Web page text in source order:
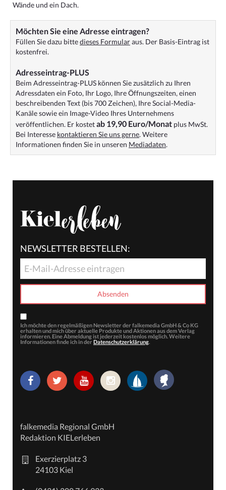
Wände und ein Dach.
Möchten Sie eine Adresse eintragen?
Füllen Sie dazu bittedieses Formularaus. Der Basis-Eintrag ist
kostenfrei.
Adresseintrag-PLUS
Beim Adresseintrag-PLUS können Sie zusätzlich zu Ihren
Adressdaten ein Foto, Ihr Logo, Ihre Öffnungszeiten, einen
beschreibenden Text (bis 700 Zeichen), Ihre Social-Media-
Kanäle sowie ein Image-Video Ihres Unternehmens
veröffentlichen. Er kostetab 19,90 Euro/Monat plus MwSt.
Bei Interesse kontaktieren Sie uns gerne. Weitere
Informationen finden Sie in unseren Mediadaten.
NEWSLETTER BESTELLEN:
Ich möchte den regelmäßigen Newsletter der falkemedia GmbH & Co KG
erhalten und mich über aktuelle Produkte und Aktionen aus dem Verlag
informieren. Eine Abmeldung ist jederzeit kostenlos möglich. Weitere
Informationen finde ich in der Datenschutzerklärung.
falkemedia Regional GmbH
Redaktion KIELerleben
Exerzierplatz 3
24103 Kiel